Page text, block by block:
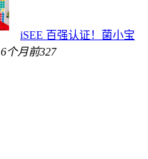
iSEE 百强认证！菌小宝
6个月前327